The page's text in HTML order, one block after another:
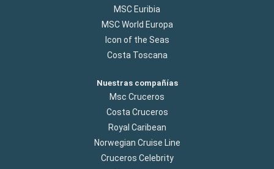
MSC Euribia
MSC World Europa
Icon of the Seas
Costa Toscana
Nuestras compañías
Msc Cruceros
Costa Cruceros
Royal Caribean
Norwegian Cruise Line
Cruceros Celebrity